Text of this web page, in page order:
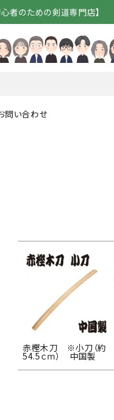
者のための剣道専門店】
手ぬぐい
問い合わせ
赤樫木刀 ※小刀（約
54.5ｃｍ） 中国製